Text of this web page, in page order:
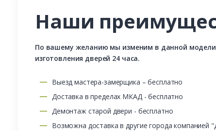
Наши
По вашему желанию мы изменим в данной
изготовления дверей 24 часа.
Выезд мастера-замерщика – бесплатно
Доставка в пределах МКАД - бесплатно
Демонтаж старой двери - бесплатно
Возможна доставка в другие города компанией